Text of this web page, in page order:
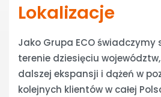
Lokalizacje
Jako Grupa ECO świadczymy
terenie dziesięciu
dalszej ekspansji i dążeń w
kolejnych klientów w całej